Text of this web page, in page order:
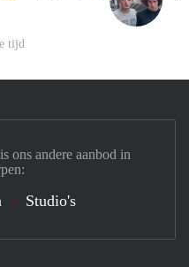
tijd
ons andere aanbod in
Studio's